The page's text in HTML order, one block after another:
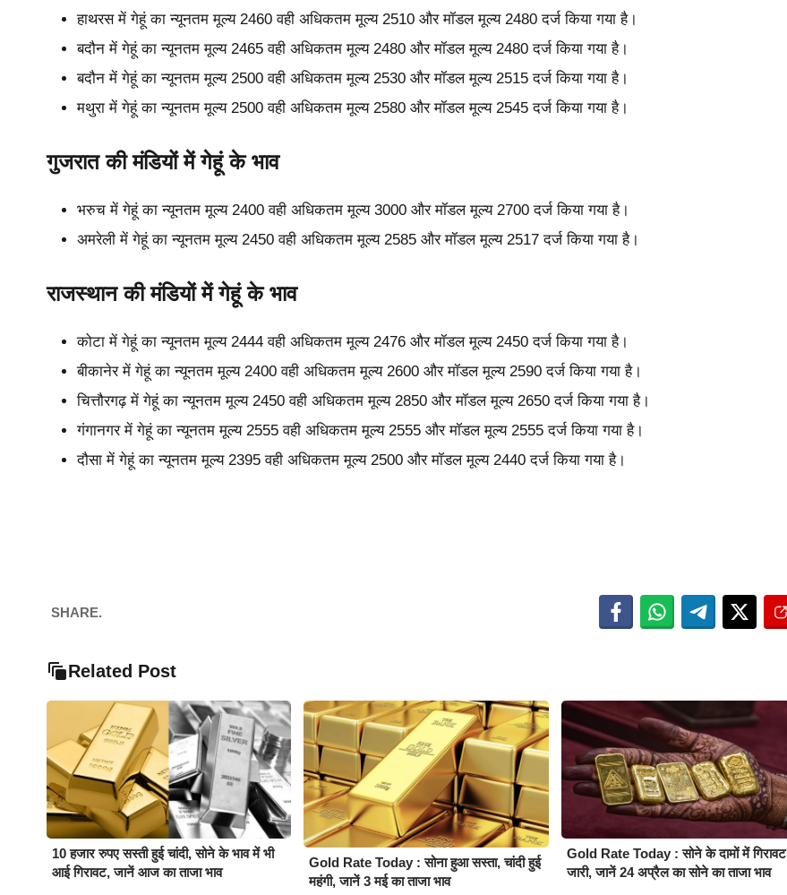
हाथरस में गेहूं का न्यूनतम मूल्य 2460 वही अधिकतम मूल्य 2510 और मॉडल मूल्य 2480 दर्ज किया गया है।
बदौन में गेहूं का न्यूनतम मूल्य 2465 वही अधिकतम मूल्य 2480 और मॉडल मूल्य 2480 दर्ज किया गया है।
बदौन में गेहूं का न्यूनतम मूल्य 2500 वही अधिकतम मूल्य 2530 और मॉडल मूल्य 2515 दर्ज किया गया है।
मथुरा में गेहूं का न्यूनतम मूल्य 2500 वही अधिकतम मूल्य 2580 और मॉडल मूल्य 2545 दर्ज किया गया है।
गुजरात की मंडियों में गेहूं के भाव
भरुच में गेहूं का न्यूनतम मूल्य 2400 वही अधिकतम मूल्य 3000 और मॉडल मूल्य 2700 दर्ज किया गया है।
अमरेली में गेहूं का न्यूनतम मूल्य 2450 वही अधिकतम मूल्य 2585 और मॉडल मूल्य 2517 दर्ज किया गया है।
राजस्थान की मंडियों में गेहूं के भाव
कोटा में गेहूं का न्यूनतम मूल्य 2444 वही अधिकतम मूल्य 2476 और मॉडल मूल्य 2450 दर्ज किया गया है।
बीकानेर में गेहूं का न्यूनतम मूल्य 2400 वही अधिकतम मूल्य 2600 और मॉडल मूल्य 2590 दर्ज किया गया है।
चित्तौरगढ़ में गेहूं का न्यूनतम मूल्य 2450 वही अधिकतम मूल्य 2850 और मॉडल मूल्य 2650 दर्ज किया गया है।
गंगानगर में गेहूं का न्यूनतम मूल्य 2555 वही अधिकतम मूल्य 2555 और मॉडल मूल्य 2555 दर्ज किया गया है।
दौसा में गेहूं का न्यूनतम मूल्य 2395 वही अधिकतम मूल्य 2500 और मॉडल मूल्य 2440 दर्ज किया गया है।
SHARE.
Related Post
10 हजार रुपए सस्ती हुई चांदी, सोने के भाव में भी
आई गिरावट, जानें आज का ताजा भाव
Gold Rate Today : सोना हुआ सस्ता, चांदी हुई
महंगी, जानें 3 मई का ताजा भाव
Gold Rate Today : सोने के दामों में गिरावट
जारी, जानें 24 अप्रैल का सोने का ताजा भाव